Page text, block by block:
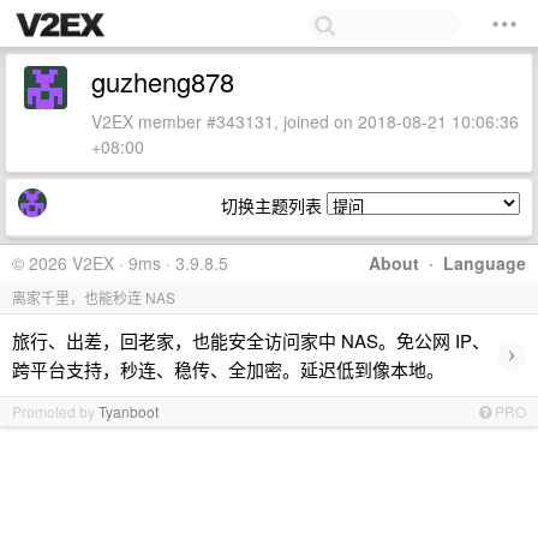
guzheng878
V2EX member #343131, joined on 2018-08-21 10:06:36
+08:00
切换主题列表
About · Language
© 2026 V2EX · 9ms · 3.9.8.5
离家千里，也能秒连 NAS
旅行、出差，回老家，也能安全访问家中 NAS。免公网 IP、
跨平台支持，秒连、稳传、全加密。延迟低到像本地。
›
Promoted byTyanboot PRO